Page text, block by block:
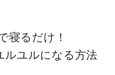
寝るだけ！
ルユルになる方法